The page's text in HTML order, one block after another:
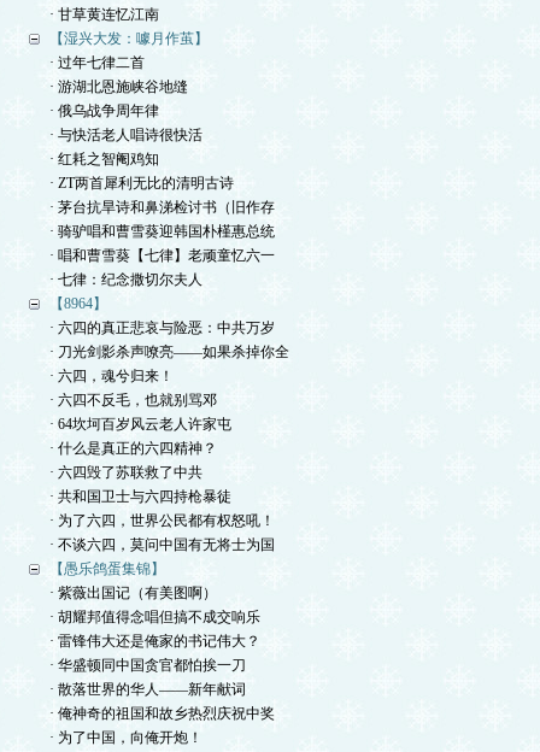
· 甘草黄连忆江南
【湿兴大发：噱月作茧】
· 过年七律二首
· 游湖北恩施峡谷地缝
· 俄乌战争周年律
· 与快活老人唱诗很快活
· 红耗之智阉鸡知
· ZT两首犀利无比的清明古诗
· 茅台抗旱诗和鼻涕检讨书（旧作存
· 骑驴唱和曹雪葵迎韩国朴槿惠总统
· 唱和曹雪葵【七律】老顽童忆六一
· 七律：纪念撒切尔夫人
【8964】
· 六四的真正悲哀与险恶：中共万岁
· 刀光剑影杀声嘹亮——如果杀掉你全
· 六四，魂兮归来！
· 六四不反毛，也就别骂邓
· 64坎坷百岁风云老人许家屯
· 什么是真正的六四精神？
· 六四毁了苏联救了中共
· 共和国卫士与六四持枪暴徒
· 为了六四，世界公民都有权怒吼！
· 不谈六四，莫问中国有无将士为国
【愚乐鸽蛋集锦】
· 紫薇出国记（有美图啊）
· 胡耀邦值得念唱但搞不成交响乐
· 雷锋伟大还是俺家的书记伟大？
· 华盛顿同中国贪官都怕挨一刀
· 散落世界的华人——新年献词
· 俺神奇的祖国和故乡热烈庆祝中奖
· 为了中国，向俺开炮！